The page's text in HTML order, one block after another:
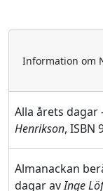
Information om
Alla årets dagar
Henrikson, ISBN
Almanackan
dagar avInge